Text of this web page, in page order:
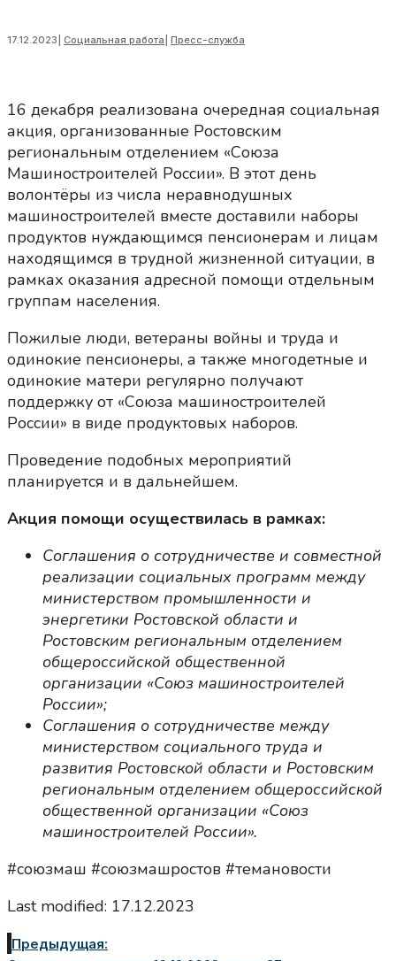
17.12.2023 Социальная работа Пресс-служба
16 декабря реализована очередная социальная
акция, организованные Ростовским
региональным отделением «Союза
Машиностроителей России». В этот день
волонтёры из числа неравнодушных
машиностроителей вместе доставили наборы
продуктов нуждающимся пенсионерам и лицам
находящимся в трудной жизненной ситуации, в
рамках оказания адресной помощи отдельным
группам населения.
Пожилые люди, ветераны войны и труда и
одинокие пенсионеры, а также многодетные и
одинокие матери регулярно получают
поддержку от «Союза машиностроителей
России» в виде продуктовых наборов.
Проведение подобных мероприятий
планируется и в дальнейшем.
Акция помощи осуществилась в рамках:
Соглашения о сотрудничестве и совместной
реализации социальных программ между
министерством промышленности и
энергетики Ростовской области и
Ростовским региональным отделением
общероссийской общественной
организации «Союз машиностроителей
России»;
Соглашения о сотрудничестве между
министерством социального труда и
развития Ростовской области и Ростовским
региональным отделением общероссийской
общественной организации «Союз
машиностроителей России».
#союзмаш #союзмашростов #темановости
Last modified: 17.12.2023
Предыдущая: